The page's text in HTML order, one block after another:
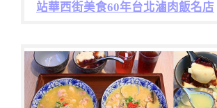
站華西街美食60年台北滷肉飯名店